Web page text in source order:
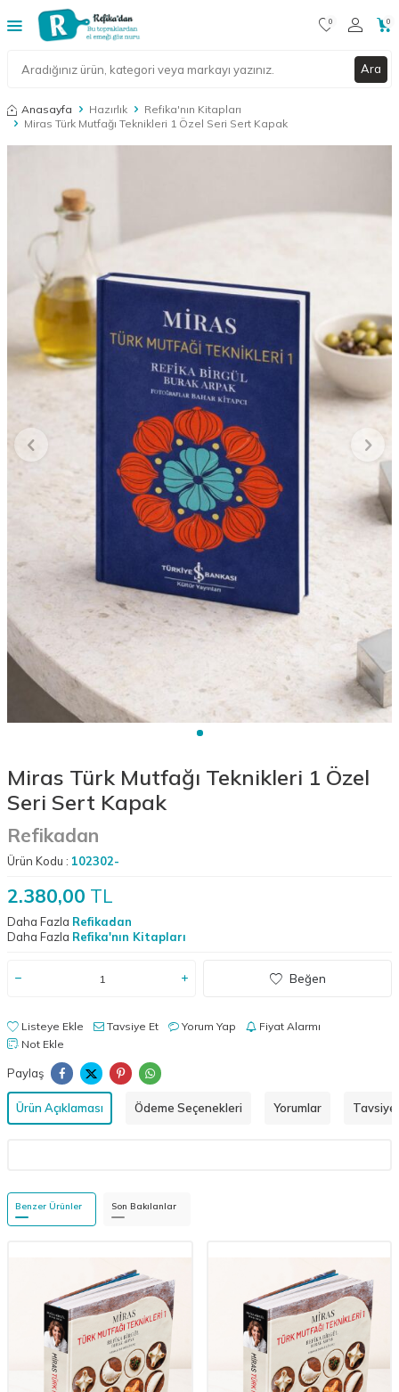
Ara
0 0
Anasayfa Hazırlık
Refika'nın Kitapları
Miras Türk Mutfağı Teknikleri 1 Özel Seri Sert Kapak
Miras Türk Mutfağı Teknikleri 1 Özel
Seri Sert Kapak
Refikadan
Ürün Kodu : 102302-
2.380,00 TL
Daha Fazla Refikadan
Daha Fazla Refika'nın Kitapları
Beğen
Listeye Ekle Tavsiye Et Yorum Yap
Fiyat Alarmı
Not Ekle
Paylaş
Ürün Açıklaması Ödeme Seçenekleri Yorumlar Tavsiye
Benzer Ürünler Son Bakılanlar